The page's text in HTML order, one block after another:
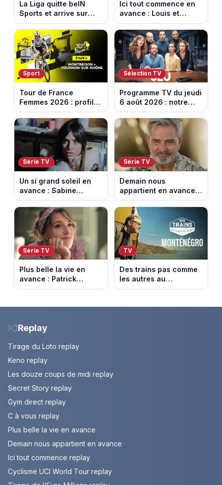
La Liga quitte beIN
Sports et arrive sur
DAZN et Disney+ en
France
Ici tout commence en
avance : Louis et
Jasmine enfin en
couple. Episode du 7
août 2026 (spoiler)
Sport
Tour de France
Femmes 2026 : profil
et horaires de la 6e
étape entre
Montbrison et
Tournon-sur-Rhône
Sélection TV
Programme TV du jeudi
6 août 2026 : notre
sélection pour votre
soirée télé
Série TV
Un si grand soleil en
avance : Sabine
menacée par Céleste.
Episode du 7 août
2026 (spoiler).
Série TV
Demain nous
appartient en avance:
Alex révèle son lourd
secret. Episode du 7
août 2026.
Série TV
Plus belle la vie en
avance : Patrick
victime d’un malaise.
2026 (spoiler)
TV
Des trains pas comme
les autres au
Monténégro : Philippe
l’Adriatique
Replay
Tirage du Loto replay
Keno replay
Les douze coups de midi replay
Secret Story replay
Gym direct replay
C à vous replay
Plus belle la vie en avance
Demain nous appartient en avance
Ici tout commence replay
Cyclisme UCI World Tour replay